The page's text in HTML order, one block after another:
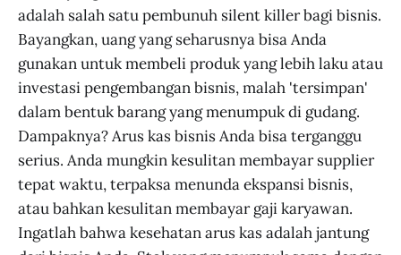
adalah salah satu pembunuh silent killer bagi bisnis.
Bayangkan, uang yang seharusnya bisa Anda
gunakan untuk membeli produk yang lebih laku atau
investasi pengembangan bisnis, malah 'tersimpan'
dalam bentuk barang yang menumpuk di gudang.
Dampaknya? Arus kas bisnis Anda bisa terganggu
serius. Anda mungkin kesulitan membayar supplier
tepat waktu, terpaksa menunda ekspansi bisnis,
atau bahkan kesulitan membayar gaji karyawan.
Ingatlah bahwa kesehatan arus kas adalah jantung